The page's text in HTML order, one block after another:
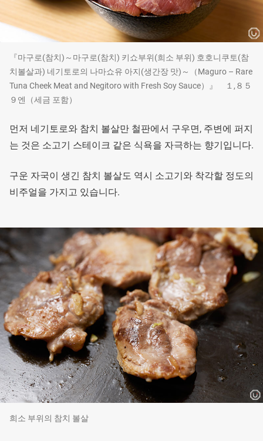
『마구로(참치)～마구로(참치) 키쇼부위(희소 부위) 호호니쿠토(참
치볼살과) 네기토로의 나마쇼유 아지(생간장 맛)～（Maguro – Rare
Tuna Cheek Meat and Negitoro with Fresh Soy Sauce）』 １,８５
９엔（세금 포함）
먼저 네기토로와 참치 볼살만 철판에서 구우면, 주변에 퍼지
는 것은 소고기 스테이크 같은 식욕을 자극하는 향기입니다.
구운 자국이 생긴 참치 볼살도 역시 소고기와 착각할 정도의
비주얼을 가지고 있습니다.
희소 부위의 참치 볼살